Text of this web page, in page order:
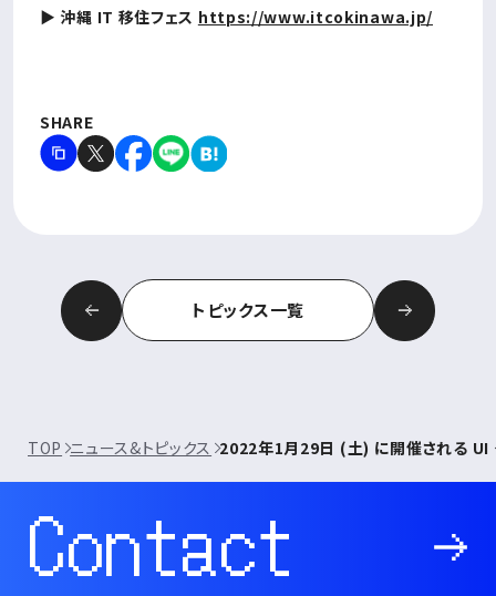
▶ 沖縄 IT 移住フェス https://www.itcokinawa.jp/
SHARE
トピックス一覧
TOP ニュース&トピックス 2022年1月29日 (土) に開催される UI
Contact